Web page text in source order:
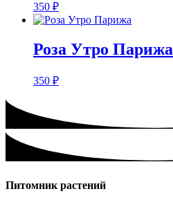
350 ₽
Розa Утро Парижа
350 ₽
Питомник растений